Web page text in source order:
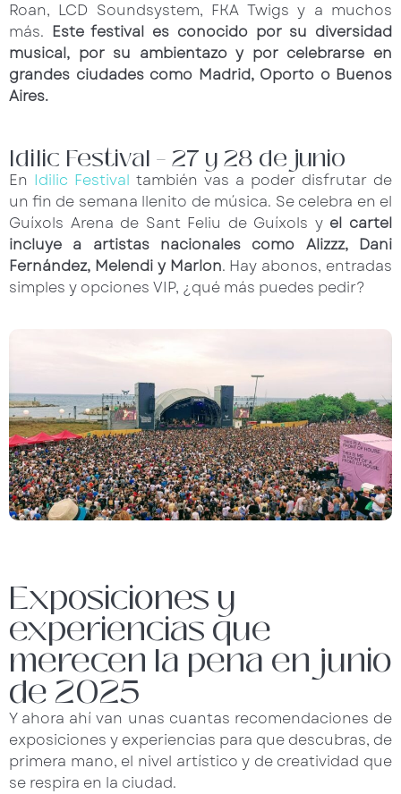
Roan, LCD Soundsystem, FKA Twigs y a muchos
más. Este festival es conocido por su diversidad
musical, por su ambientazo y por celebrarse en
grandes ciudades como Madrid, Oporto o Buenos
Aires.
Idilic Festival – 27 y 28 de junio
En Idilic Festival también vas a poder disfrutar de
un fin de semana llenito de música. Se celebra en el
Guíxols Arena de Sant Feliu de Guíxols y el cartel
incluye a artistas nacionales como Alizzz, Dani
Fernández, Melendi y Marlon. Hay abonos, entradas
simples y opciones VIP, ¿qué más puedes pedir?
Exposiciones y
experiencias que
merecen la pena en junio
de 2025
Y ahora ahí van unas cuantas recomendaciones de
exposiciones y experiencias para que descubras, de
primera mano, el nivel artístico y de creatividad que
se respira en la ciudad.